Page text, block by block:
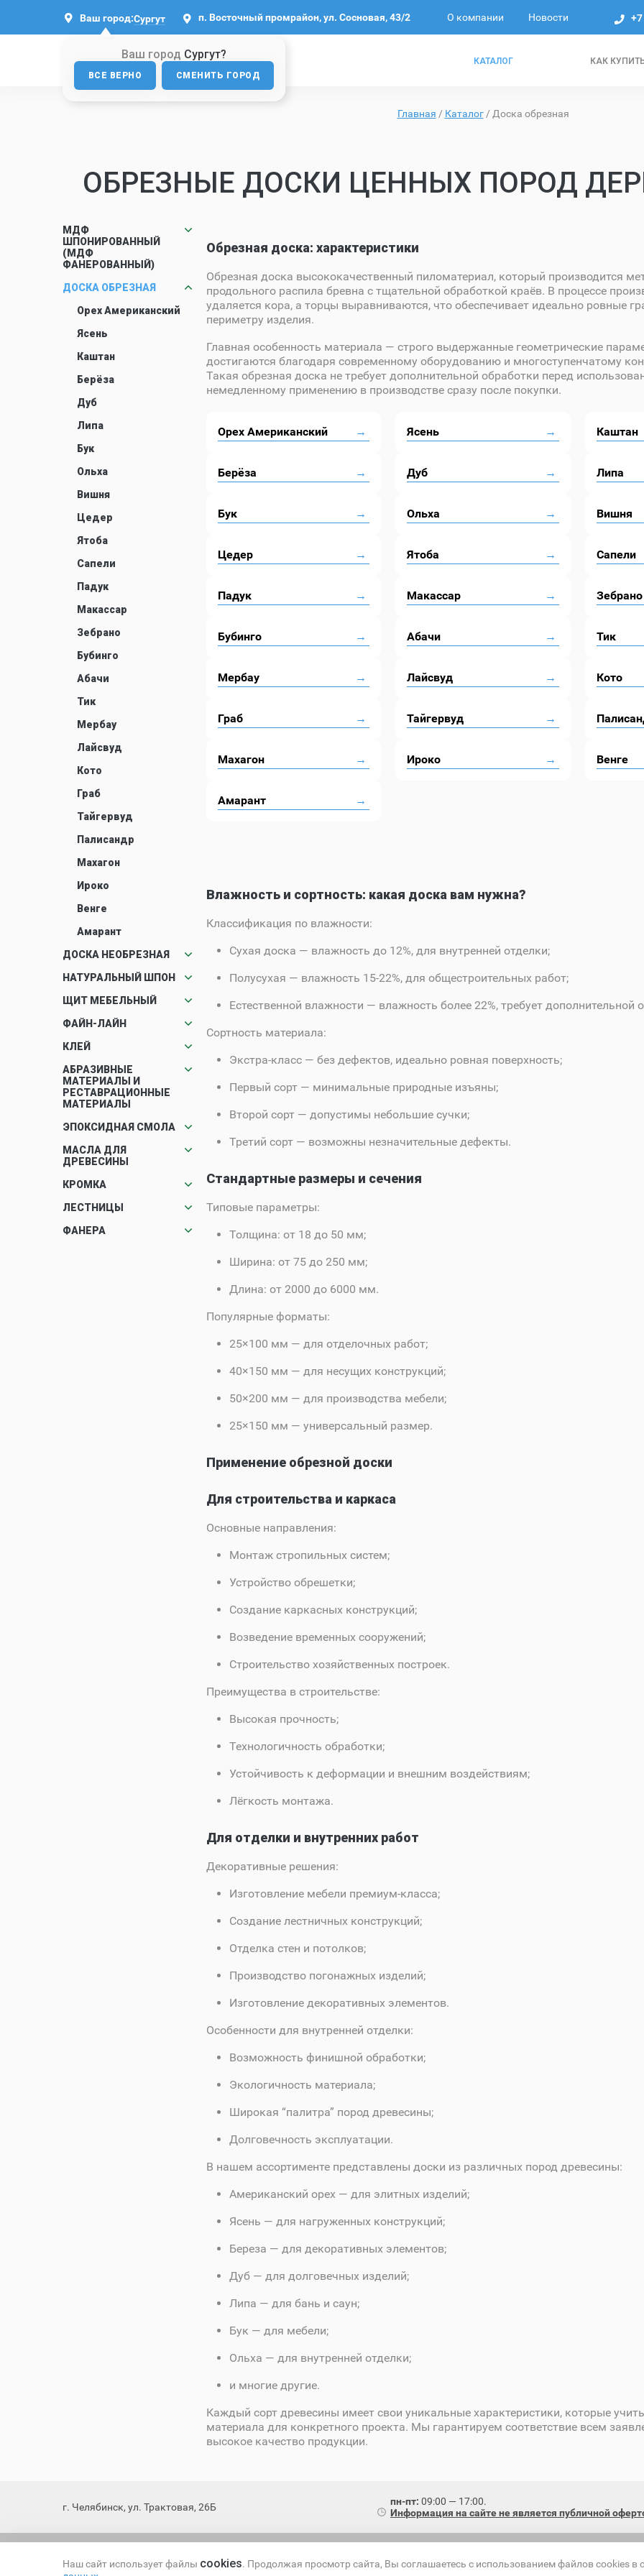
КАТАЛОГ КАК
Ваш город:Сургут
Ваш город Сургут?
ВСЕ ВЕРНО СМЕНИТЬ ГОРОД
п. Восточный промрайон, ул. Сосновая, 43/2 О компании Новости
Главная / Каталог / Доска обрезная
ОБРЕЗНЫЕ ДОСКИ ЦЕННЫХ ПОРОД
МДФ
ШПОНИРОВАННЫЙ
(МДФ
ФАНЕРОВАННЫЙ)
ДОСКА ОБРЕЗНАЯ
Орех Американский
Ясень
Каштан
Берёза
Дуб
Липа
Бук
Ольха
Вишня
Цедер
Ятоба
Сапели
Падук
Макассар
Зебрано
Бубинго
Абачи
Тик
Мербау
Лайсвуд
Кото
Граб
Тайгервуд
Палисандр
Махагон
Ироко
Венге
Амарант
ДОСКА НЕОБРЕЗНАЯ
НАТУРАЛЬНЫЙ ШПОН
ЩИТ МЕБЕЛЬНЫЙ
ФАЙН-ЛАЙН
КЛЕЙ
АБРАЗИВНЫЕ
МАТЕРИАЛЫ И
РЕСТАВРАЦИОННЫЕ
МАТЕРИАЛЫ
ЭПОКСИДНАЯ СМОЛА
МАСЛА ДЛЯ
ДРЕВЕСИНЫ
КРОМКА
ЛЕСТНИЦЫ
ФАНЕРА
Обрезная доска: характеристики
Обрезная доска высококачественный пиломатериал, который производится
продольного распила бревна с тщательной обработкой краёв. В процессе
удаляется кора, а торцы выравниваются, что обеспечивает идеально ровные
периметру изделия.
Главная особенность материала — строго выдержанные геометрические
достигаются благодаря современному оборудованию и многоступенчатому
Такая обрезная доска не требует дополнительной обработки перед
немедленному применению в производстве сразу после покупки.
Орех Американский Ясень Каштан
Берёза Дуб Липа
Бук Ольха Вишня
Цедер Ятоба Сапели
Падук Макассар Зебрано
Бубинго Абачи Тик
Мербау Лайсвуд Кото
Граб Тайгервуд
Махагон Ироко Венге
Амарант
Влажность и сортность: какая доска вам нужна?
Классификация по влажности:
Сухая доска — влажность до 12%, для внутренней отделки;
Полусухая — влажность 15-22%, для общестроительных работ;
Естественной влажности — влажность более 22%, требует дополнительной
Сортность материала:
Экстра-класс — без дефектов, идеально ровная поверхность;
Первый сорт — минимальные природные изъяны;
Второй сорт — допустимы небольшие сучки;
Третий сорт — возможны незначительные дефекты.
Стандартные размеры и сечения
Типовые параметры:
Толщина: от 18 до 50 мм;
Ширина: от 75 до 250 мм;
Длина: от 2000 до 6000 мм.
Популярные форматы:
25×100 мм — для отделочных работ;
40×150 мм — для несущих конструкций;
50×200 мм — для производства мебели;
25×150 мм — универсальный размер.
Применение обрезной доски
Для строительства и каркаса
Основные направления:
Монтаж стропильных систем;
Устройство обрешетки;
Создание каркасных конструкций;
Возведение временных сооружений;
Строительство хозяйственных построек.
Преимущества в строительстве:
Высокая прочность;
Технологичность обработки;
Устойчивость к деформации и внешним воздействиям;
Лёгкость монтажа.
Для отделки и внутренних работ
Декоративные решения:
Изготовление мебели премиум-класса;
Создание лестничных конструкций;
Отделка стен и потолков;
Производство погонажных изделий;
Изготовление декоративных элементов.
Особенности для внутренней отделки:
Возможность финишной обработки;
Экологичность материала;
Широкая “палитра” пород древесины;
Долговечность эксплуатации.
В нашем ассортименте представлены доски из различных пород древесины:
Американский орех — для элитных изделий;
Ясень — для нагруженных конструкций;
Береза — для декоративных элементов;
Дуб — для долговечных изделий;
Липа — для бань и саун;
Бук — для мебели;
Ольха — для внутренней отделки;
и многие другие.
Каждый сорт древесины имеет свои уникальные характеристики, которые
материала для конкретного проекта. Мы гарантируем соответствие всем
высокое качество продукции.
г. Челябинск, ул. Трактовая, 26Б пн-пт: 09:00 — 17:00.
Информация на сайте не является публичной
Наш сайт использует файлы cookies. Продолжая просмотр сайта, Вы соглашаетесь с использованием файлов cookies в